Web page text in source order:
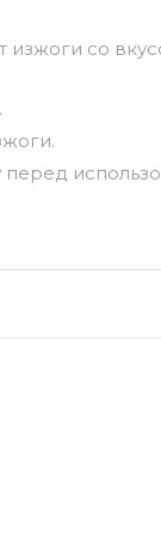
изжоги со
перед